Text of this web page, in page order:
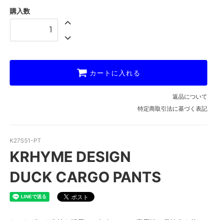
購入数
カートに入れる
返品について
特定商取引法に基づく表記
K27S51-PT
KRHYME DESIGN
DUCK CARGO PANTS